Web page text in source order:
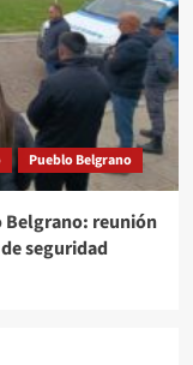
Pueblo Belgrano
Belgrano: reunión
seguridad